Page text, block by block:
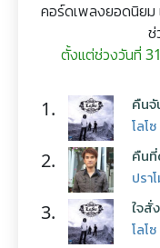
คอร์ดเพลงยอดนิยม
ช่
ตั้งแต่ช่วงวันที่
1. คืนจั
โลโซ
2. คืนที่
ปรา
3. ใจสั่
โลโซ